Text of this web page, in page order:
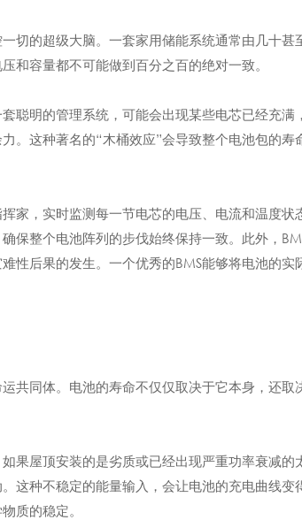
切的超级大脑。一套家用储能系统通常由几十甚
和容量都不可能做到百分之百的绝对一致。
聪明的管理系统，可能会出现某些电芯已经充满
。这种著名的“木桶效应”会导致整个电池包的寿
家，实时监测每一节电芯的电压、电流和温度状
保整个电池阵列的步伐始终保持一致。此外，
性后果的发生。一个优秀的BMS能够将电池的实
共同体。电池的寿命不仅仅取决于它本身，还取
果屋顶安装的是劣质或已经出现严重功率衰减的
这种不稳定的能量输入，会让电池的充电曲线变
质的稳定。